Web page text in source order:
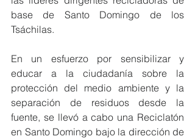
base de Santo Domingo de los
Tsáchilas.
En un esfuerzo por sensibilizar y
educar a la ciudadanía sobre la
protección del medio ambiente y la
separación de residuos desde la
fuente, se llevó a cabo una Reciclatón
en Santo Domingo bajo la dirección de